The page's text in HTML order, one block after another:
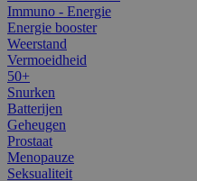
Immuno - Energie
Energie booster
Weerstand
Vermoeidheid
50+
Snurken
Batterijen
Geheugen
Prostaat
Menopauze
Seksualiteit